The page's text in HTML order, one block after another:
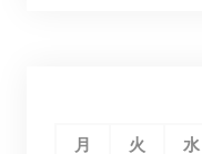
月
火 水